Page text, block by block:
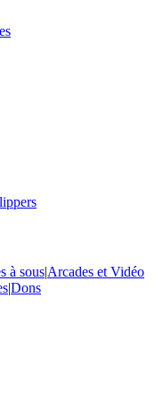
à sous|Arcades et Vidéo
|Dons